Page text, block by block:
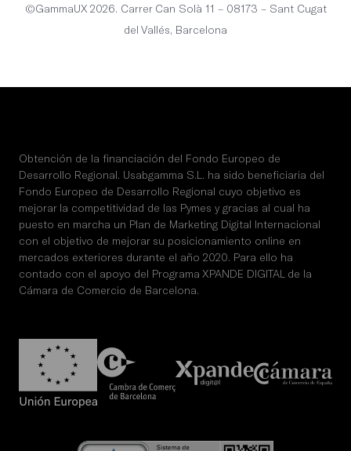
©GammaUX 2026. Carrer Can Solà 11 – 08173 – Sant Cugat
del Vallés, Barcelona
Obtención de la financiación del Fondo Europeo de
Desarrollo Regional. Usabgamma S.L. ha sido beneficiaria del
Fondo Europeo de Desarrollo Regional cuyo objetivo es
mejorar la competitividad de las Pymes y gracias al cual ha
puesto en marcha un Plan de Marketing Digital Internacional
con el objetivo de mejorar su posicionamiento online en
mercados exteriores durante el año 2020. Para ello ha
contado con el apoyo del Programa XPANDE DIGITAL de la
Cámara de Comercio de Barcelona.